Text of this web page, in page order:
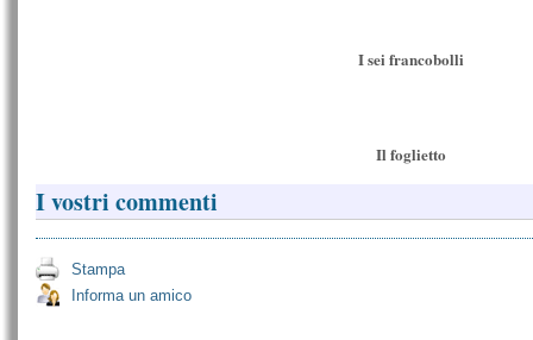
I sei francobolli
Il foglietto
I vostri commenti
Stampa
Informa un amico